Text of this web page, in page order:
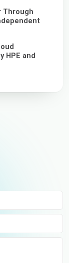
Through
HPE and